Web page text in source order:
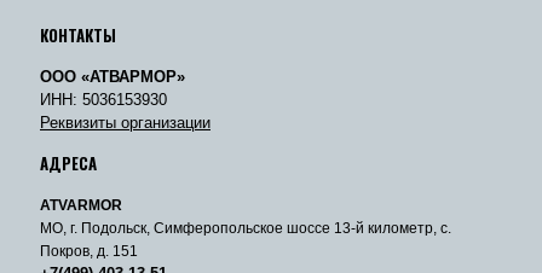
КОНТАКТЫ
ООО «АТВАРМОР»
ИНН: 5036153930
Реквизиты организации
АДРЕСА
ATVARMOR
МО, г. Подольск, Симферопольское шоссе 13-й километр, с.
Покров, д. 151